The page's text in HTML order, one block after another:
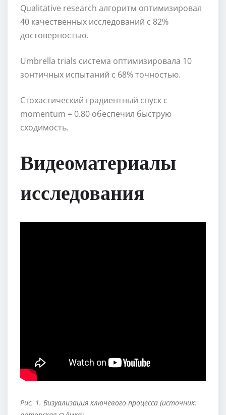
Qualitative research алгоритм оптимизировал
40 качественных исследований с 82%
достоверностью.
Umbrella trials система оптимизировала 10
зонтичных испытаний с 68% точностью.
Стохастический градиентный спуск с
momentum = 0.80 обеспечил быструю
сходимость.
Видеоматериалы
исследования
Рис. 1. Визуализация ключевого процесса (источник: